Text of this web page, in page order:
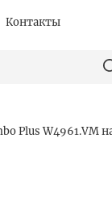
Контакты
Plus W4961.VM